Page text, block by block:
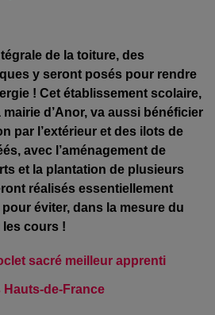
de la toiture, des
y seront posés pour rendre
! Cet établissement scolaire,
d’Anor, va aussi bénéficier
par l’extérieur et des ilots de
avec l’aménagement de
et la plantation de plusieurs
réalisés essentiellement
éviter, dans la mesure du
cours !
sacré meilleur apprenti
de-France